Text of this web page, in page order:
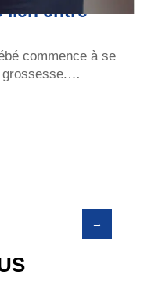
lien entre
commence à se
…